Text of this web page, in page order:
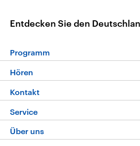
Entdecken Sie den
Programm
Die Nachrichten
Nachrichtenleicht
Neue Beiträge auf dlf.de
Hören
Livestream
Podcasts
Deutschlandfunk App
Kontakt
Service
FAQ
Über uns